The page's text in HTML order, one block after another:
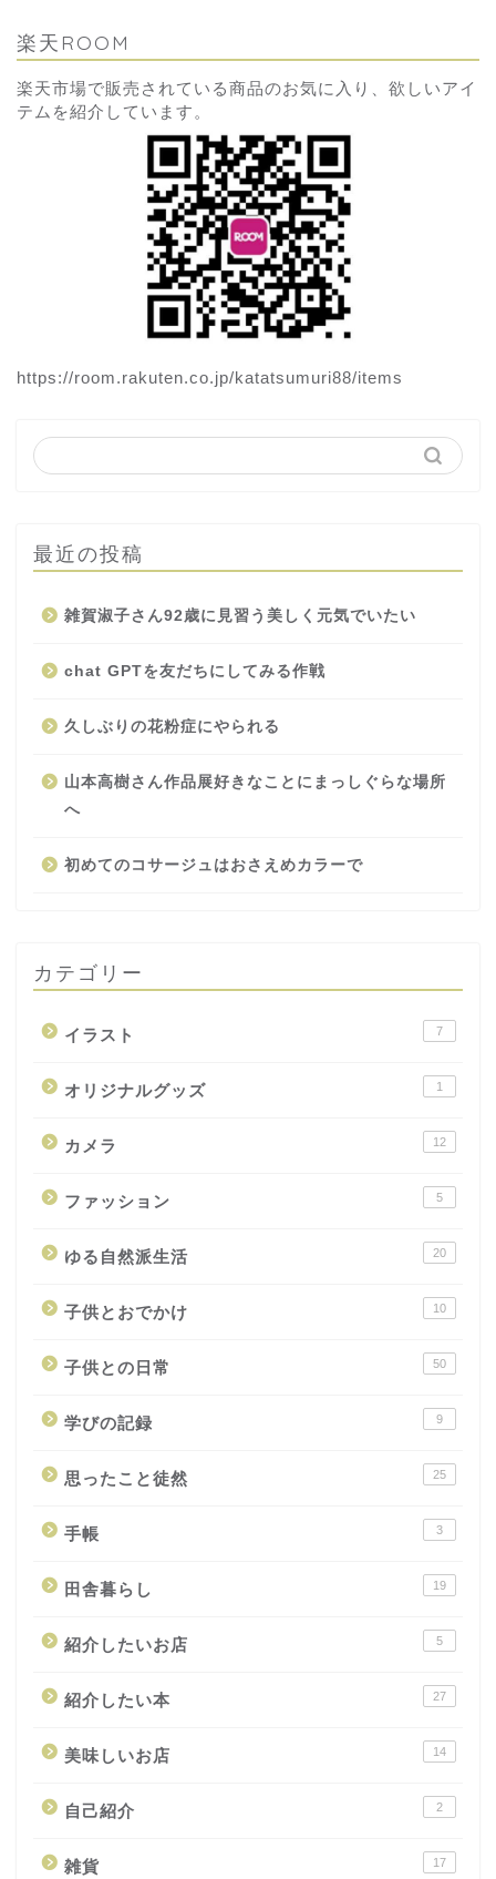
楽天ROOM
楽天市場で販売されている商品のお気に入り、欲しいアイ
テムを紹介しています。
https://room.rakuten.co.jp/katatsumuri88/items
最近の投稿
雑賀淑子さん92歳に見習う美しく元気でいたい
chat GPTを友だちにしてみる作戦
久しぶりの花粉症にやられる
山本高樹さん作品展好きなことにまっしぐらな場所
へ
初めてのコサージュはおさえめカラーで
カテゴリー
イラスト 7
オリジナルグッズ 1
カメラ 12
ファッション 5
ゆる自然派生活 20
子供とおでかけ 10
子供との日常 50
学びの記録 9
思ったこと徒然 25
手帳 3
田舎暮らし 19
紹介したいお店 5
紹介したい本 27
美味しいお店 14
自己紹介 2
雑貨 17